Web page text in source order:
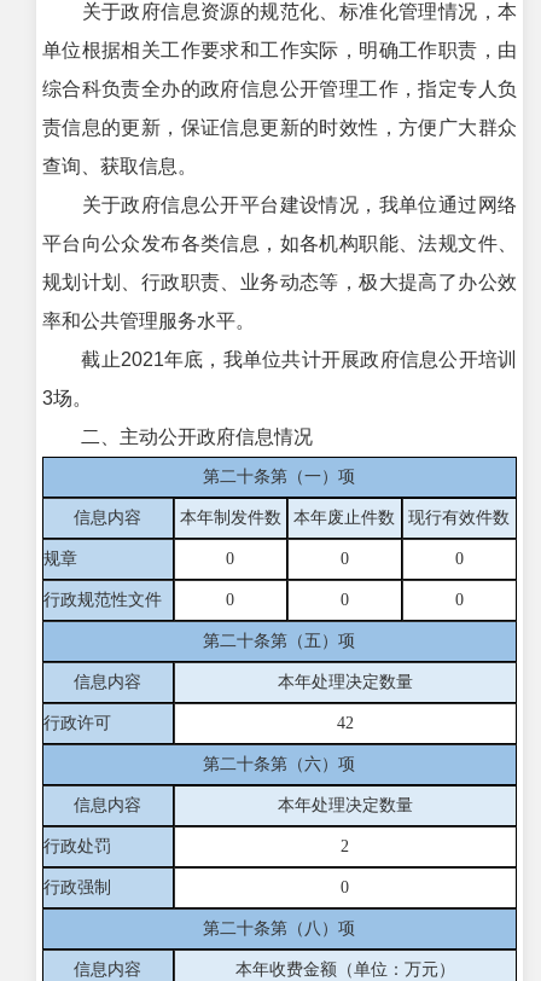
关于政府信息资源的规范化、标准化管理情况，本
单位根据相关工作要求和工作实际，明确工作职责，由
综合科负责全办的政府信息公开管理工作，指定专人负
责信息的更新，保证信息更新的时效性，方便广大群众
查询、获取信息。
关于政府信息公开平台建设情况，我单位通过网络
平台向公众发布各类信息，如各机构职能、法规文件、
规划计划、行政职责、业务动态等，极大提高了办公效
率和公共管理服务水平。
截止2021年底，我单位共计开展政府信息公开培训
3场。
二、主动公开政府信息情况
第二十条第（一）项
信息内容 本年制发件数 本年废止件数 现行有效件数
规章 0 0 0
行政规范性文件 0 0 0
第二十条第（五）项
信息内容 本年处理决定数量
行政许可 42
第二十条第（六）项
信息内容 本年处理决定数量
行政处罚 2
行政强制 0
第二十条第（八）项
信息内容 本年收费金额（单位：万元）